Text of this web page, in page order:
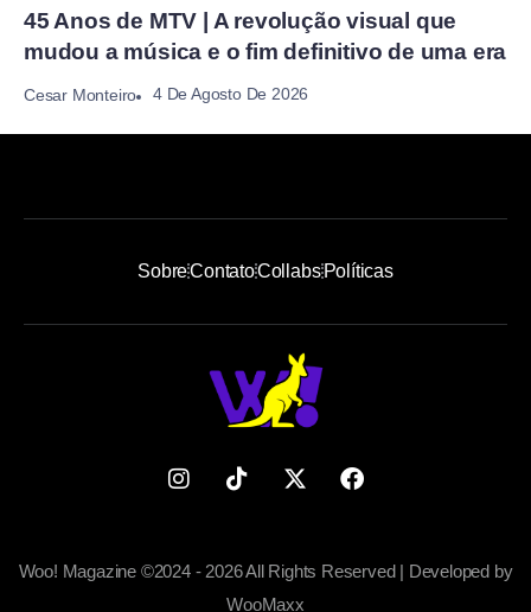
45 Anos de MTV | A revolução visual que
mudou a música e o fim definitivo de uma era
Cesar Monteiro 4 De Agosto De 2026
SobreContatoCollabsPolíticas
Woo! Magazine ©2024 - 2026 All Rights Reserved | Developed by
WooMaxx